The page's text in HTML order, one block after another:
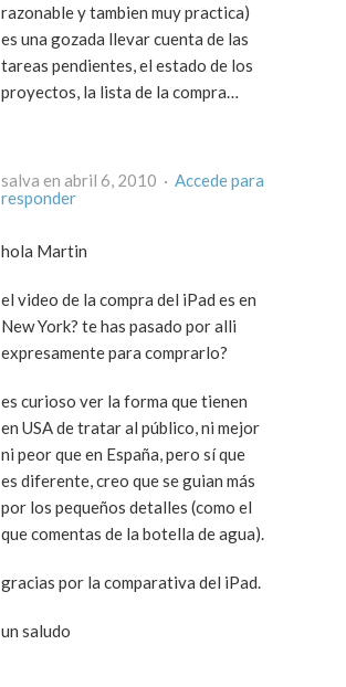
razonable y tambien muy practica)
es una gozada llevar cuenta de las
tareas pendientes, el estado de los
proyectos, la lista de la compra…
salva en abril 6, 2010 · Accede para
responder
hola Martin
el video de la compra del iPad es en
New York? te has pasado por alli
expresamente para comprarlo?
es curioso ver la forma que tienen
en USA de tratar al público, ni mejor
ni peor que en España, pero sí que
es diferente, creo que se guian más
por los pequeños detalles (como el
que comentas de la botella de agua).
gracias por la comparativa del iPad.
un saludo